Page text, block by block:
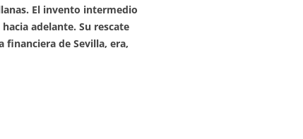
El invento intermedio
adelante. Su rescate
financiera de Sevilla, era,